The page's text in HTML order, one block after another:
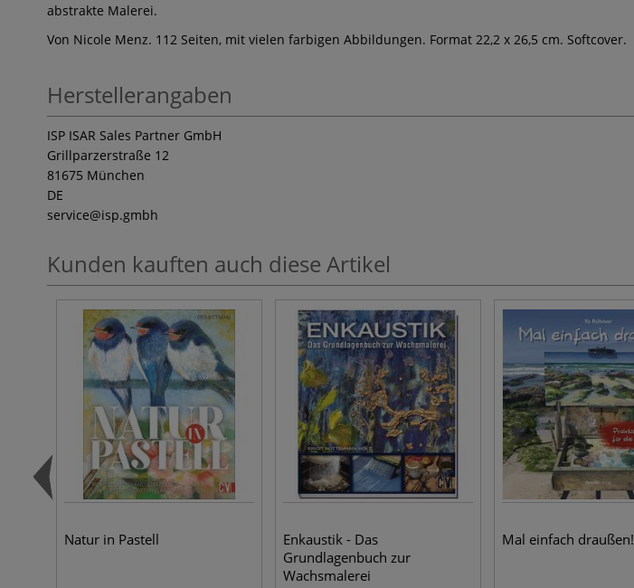
abstrakte Malerei.
Von Nicole Menz. 112 Seiten, mit vielen farbigen Abbildungen. Format 22,2 x 26,5 cm. Softcover.
Herstellerangaben
ISP ISAR Sales Partner GmbH
Grillparzerstraße 12
81675 München
DE
service@isp.gmbh
Kunden kauften auch diese Artikel
Natur in Pastell
Enkaustik - Das
Grundlagenbuch zur
Wachsmalerei
Mal einfach draußen!